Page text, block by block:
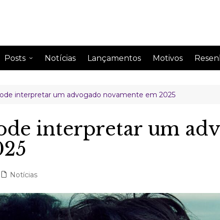
Posts
Comentando
Impressão semanal
Leitura
Notícias Lançamentos Motivos
interpretar um advogado novamente em 2025
interpretar um
Notícias